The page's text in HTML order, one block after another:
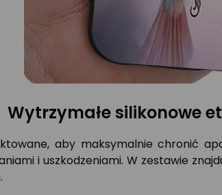
Wytrzymałe silikonowe
aby maksymalnie chronić
i uszkodzeniami. W zestawie